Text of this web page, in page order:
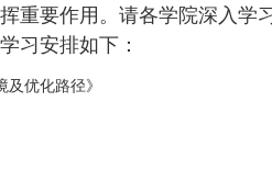
重要作用。请各学院深入学
习安排如下：
优化路径》